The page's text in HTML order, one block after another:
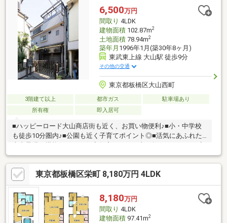
ト。安心の住宅設備延長保証もご利用頂けます。グループの白馬
建設にてリフォーム・リノベのご相談を承ります。ワンストップ
サービスを提供いたしますのでご相談ください。
6,500万円
間取り 4LDK
建物面積102.87m2
土地面積78.94m2
築年月 1996年1月(築30年8ヶ月)
東武東上線 大山駅 徒歩9分
その他の交通
東京都板橋区大山西町
3階建て以上 都市ガス
駐車場あり
所有権
即入居可
■ハッピーロード大山商店街も近く、お買い物便利♪■小・中学校
も徒歩10分圏内♪■公園も近く子育てポイント◎■活気にあふれた
買い替えだけど大丈夫？◇税金の事も教えてくれるの？◇周辺環
境も気になるけど教えてくれるの？などのご相談も承っておりま
す！物件を見る前に住宅ローンのご相談のみご希望の場合もお気
軽にお問合せください♪弊社の信念は、【あなたの未来に＋1】で
す☆あなたの立場で一緒に考えます！些細な事でも是非、お気兼
ねなくお申し付けくださいm(__)m
東京都板橋区栄町 8,180万円 4LDK
8,180万円
間取り 4LDK
建物面積97.41m2